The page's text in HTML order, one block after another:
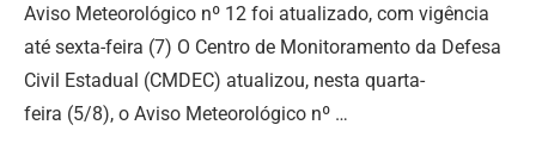
Aviso Meteorológico nº 12 foi atualizado, com vigência
até sexta-feira (7) O Centro de Monitoramento da Defesa
Civil Estadual (CMDEC) atualizou, nesta quarta-
feira (5/8), o Aviso Meteorológico nº …